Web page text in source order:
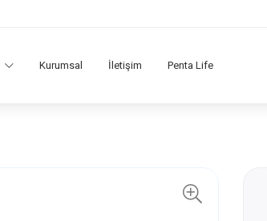
Kurumsal İletişim Penta Life